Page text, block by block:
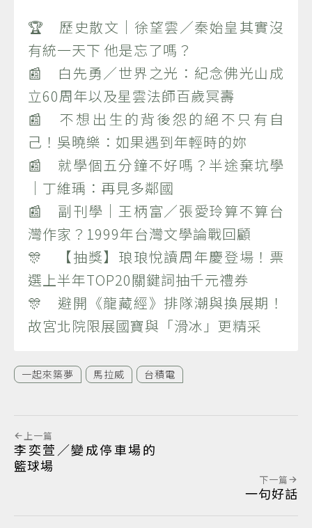
🏆 歷史散文｜徐望雲／秦始皇其實沒
有統一天下 他是忘了嗎？
📰 白先勇／世界之光：紀念佛光山成
立60周年以及星雲法師百歲冥壽
📰 不想出生的背後怨的絕不只有自
己！吳曉樂：如果遇到年輕時的妳
📰 就學個五分鐘不好嗎？半途棄坑學
｜丁維瑀：再見多鄰國
📰 副刊學｜王柄富／張愛玲算不算台
灣作家？1999年台灣文學論戰回顧
🎊 【抽獎】琅琅悅讀周年慶登場！票
選上半年TOP20關鍵詞抽千元禮券
🎊 避開《龍藏經》排隊潮與換展期！
故宮北院限展國寶與「滑冰」更精采
一起來築夢 馬拉威 台積電
上一篇
李奕萱／變成停車場的
籃球場
下一篇
一句好話